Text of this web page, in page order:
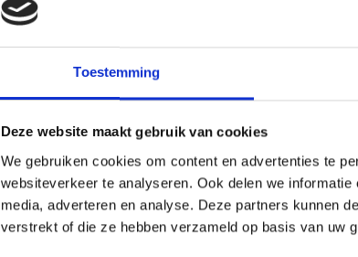
Toestemming
Deze website maakt gebruik van cookies
We gebruiken cookies om content en advertenties te
websiteverkeer te analyseren. Ook delen we
media, adverteren en analyse. Deze partners kunnen
verstrekt of die ze hebben verzameld op basis van uw
"HortiZone Eco 1.2
aanvraag beschikbaar.